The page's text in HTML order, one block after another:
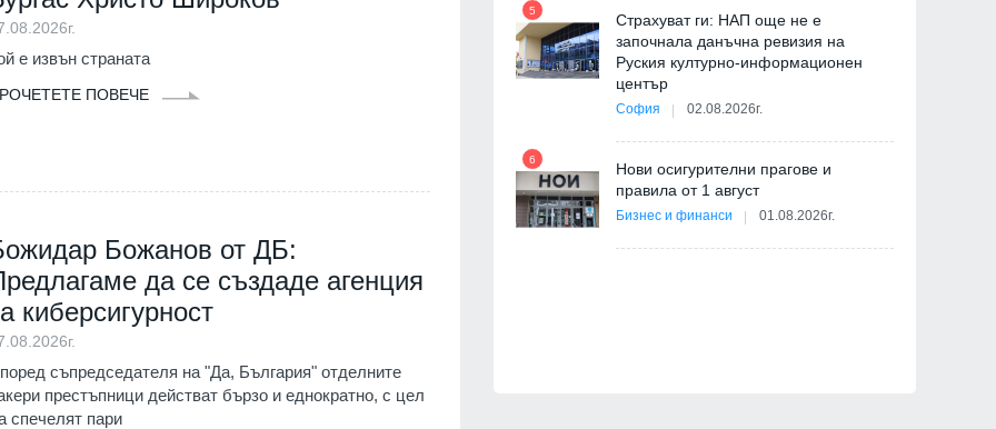
е извън страната
ПОВЕЧЕ
Божанов от ДБ:
да се създаде агенция
киберсигурност
съпредседателя на "Да, България" отделните
престъпници действат бързо и еднократно, с цел
спечелят пари
на една от най-
сцени в
работно
Банско: Нека чуждестранните
политици се запознаят с фактите,
преди да коментират
5
Страхуват ги: НАП още не е
започнала данъчна ревизия на
Руския културно-информационен
център
София 02.08.2026г.
6
Нови осигурителни прагове и
правила от 1 август
Бизнес и финанси 01.08.2026г.